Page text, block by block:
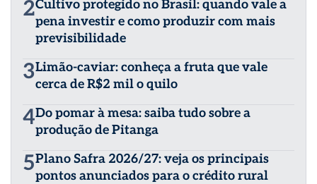
2Cultivo protegido no Brasil: quando vale a
pena investir e como produzir com mais
previsibilidade
3Limão-caviar: conheça a fruta que vale
cerca de R$2 mil o quilo
4Do pomar à mesa: saiba tudo sobre a
produção de Pitanga
5Plano Safra 2026/27: veja os principais
pontos anunciados para o crédito rural